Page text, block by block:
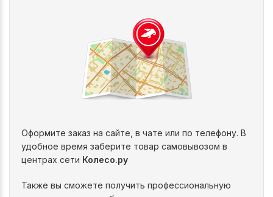
Оформите заказ на сайте, в чате или по телефону. В
удобное время заберите товар самовывозом в
центрах сети Колесо.ру
Также вы сможете получить профессиональную